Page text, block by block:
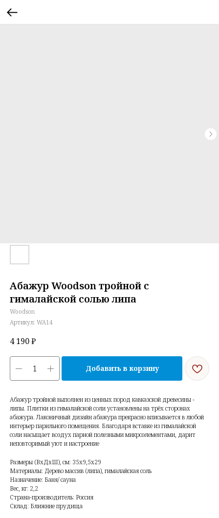
Абажур Woodson тройной с
гималайской солью липа
Woodson
Артикул: WA14
4 190₽
Добавить в корзину
Абажур тройной выполнен из ценных пород кавказской древесины -
липы. Плитки из гималайской соли установлены на трёх сторонах
абажура. Лаконичный дизайн абажура прекрасно вписывается в любой
интерьер парильного помещения. Благодаря вставке из гималайской
соли насыщает воздух парной полезными микроэлементами, дарит
неповторимый уют и настроение
Размеры (ВхДхШ), см: 35х9,5х29
Материалы: Дерево массив (липа), гималайская соль
Назначение: Баня/ сауна
Вес, кг: 2,2
Страна-производитель: Россия
Склад: Ближние прудища